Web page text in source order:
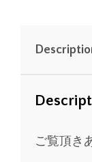
ご覧頂き